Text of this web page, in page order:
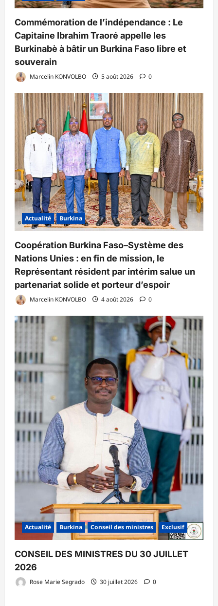
Commémoration de l’indépendance : Le
Capitaine Ibrahim Traoré appelle les
Burkinabè à bâtir un Burkina Faso libre et
souverain
Marcelin KONVOLBO 5 août 2026 0
Actualité Burkina
Coopération Burkina Faso–Système des
Nations Unies : en fin de mission, le
Représentant résident par intérim salue un
partenariat solide et porteur d’espoir
Marcelin KONVOLBO 4 août 2026 0
Actualité Burkina Conseil des ministres Exclusif
CONSEIL DES MINISTRES DU 30 JUILLET
2026
Rose Marie Segrado 30 juillet 2026 0